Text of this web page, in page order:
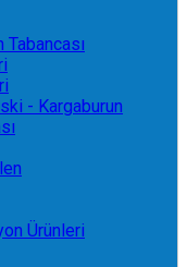
- Kargaburun
Ürünleri